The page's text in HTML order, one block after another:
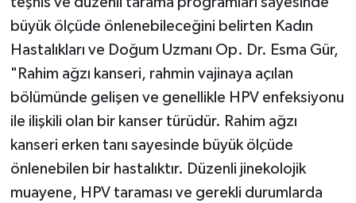
büyük ölçüde önlenebileceğini belirten Kadın
Hastalıkları ve Doğum Uzmanı Op. Dr. Esma Gür,
"Rahim ağzı kanseri, rahmin vajinaya açılan
bölümünde gelişen ve genellikle HPV enfeksiyonu
ile ilişkili olan bir kanser türüdür. Rahim ağzı
kanseri erken tanı sayesinde büyük ölçüde
önlenebilen bir hastalıktır. Düzenli jinekolojik
muayene, HPV taraması ve gerekli durumlarda